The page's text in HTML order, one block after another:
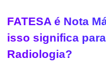
FATESA é Nota
isso significa
Radiologia?